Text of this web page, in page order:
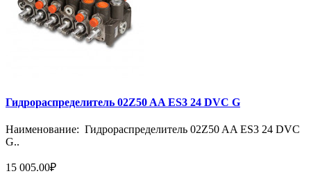
Гидрораспределитель 02Z50 AA ES3 24 DVC G
Наименование: Гидрораспределитель 02Z50 AA ES3 24 DVC
G..
15 005.00₽